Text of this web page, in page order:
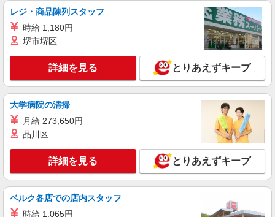
レジ・商品陳列スタッフ
時給 1,180円
堺市堺区
詳細を見る とりあえずキープ
大学病院の清掃
月給 273,650円
品川区
詳細を見る とりあえずキープ
ベルク各店での店内スタッフ
時給 1,065円